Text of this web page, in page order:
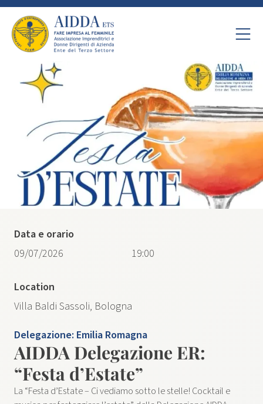
Delegazione: Emilia Romagna
AIDDA Delegazione ER:
“Festa d’Estate”
La “Festa d’Estate – Ci vediamo sotto le stelle! Cocktail e
Data e orario
09/07/2026
19:00
Location
Villa Baldi Sassoli, Bologna